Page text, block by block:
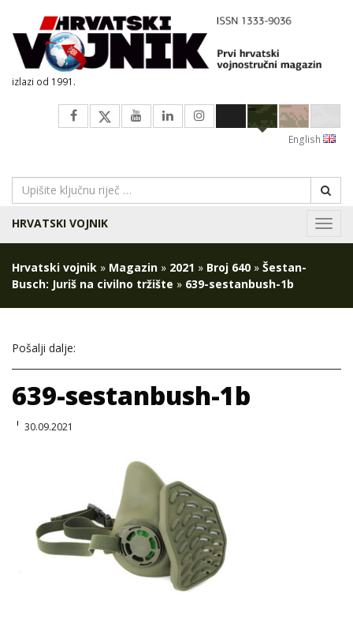
izlazi od 1991.
English
HRVATSKI VOJNIK
Hrvatski vojnik » Magazin » 2021 » Broj 640 » Šestan-
Busch: Juriš na civilno tržište » 639-sestanbush-1b
Pošalji dalje:
639-sestanbush-1b
30.09.2021